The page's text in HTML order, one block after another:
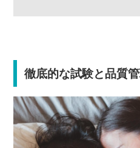
徹底的な試験と品質